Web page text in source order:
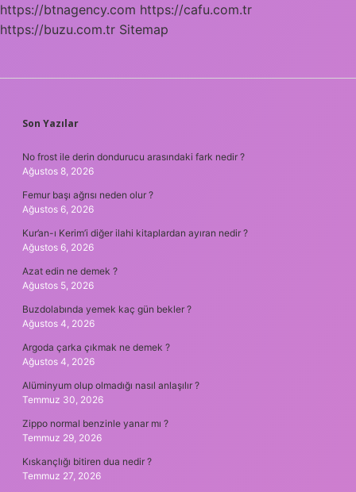
https://btnagency.com https://cafu.com.tr
https://buzu.com.tr Sitemap
SIDEBAR
Son Yazılar
No frost ile derin dondurucu arasındaki fark nedir ?
Ağustos 8, 2026
Femur başı ağrısı neden olur ?
Ağustos 6, 2026
Kur’an-ı Kerim’i diğer ilahi kitaplardan ayıran nedir ?
Ağustos 6, 2026
Azat edin ne demek ?
Ağustos 5, 2026
Buzdolabında yemek kaç gün bekler ?
Ağustos 4, 2026
Argoda çarka çıkmak ne demek ?
Ağustos 4, 2026
Alüminyum olup olmadığı nasıl anlaşılır ?
Temmuz 30, 2026
Zippo normal benzinle yanar mı ?
Temmuz 29, 2026
Kıskançlığı bitiren dua nedir ?
Temmuz 27, 2026